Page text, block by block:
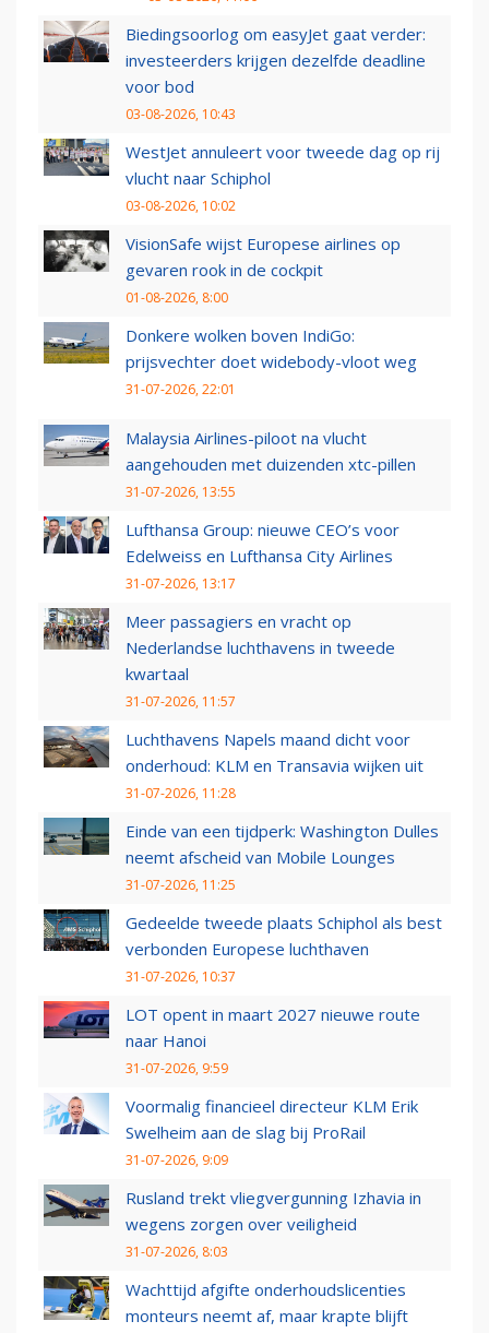
Biedingsoorlog om easyJet gaat verder:
investeerders krijgen dezelfde deadline
voor bod
03-08-2026, 10:43
WestJet annuleert voor tweede dag op rij
vlucht naar Schiphol
03-08-2026, 10:02
VisionSafe wijst Europese airlines op
gevaren rook in de cockpit
01-08-2026, 8:00
Donkere wolken boven IndiGo:
prijsvechter doet widebody-vloot weg
31-07-2026, 22:01
Malaysia Airlines-piloot na vlucht
aangehouden met duizenden xtc-pillen
31-07-2026, 13:55
Lufthansa Group: nieuwe CEO’s voor
Edelweiss en Lufthansa City Airlines
31-07-2026, 13:17
Meer passagiers en vracht op
Nederlandse luchthavens in tweede
kwartaal
31-07-2026, 11:57
Luchthavens Napels maand dicht voor
onderhoud: KLM en Transavia wijken uit
31-07-2026, 11:28
Einde van een tijdperk: Washington Dulles
neemt afscheid van Mobile Lounges
31-07-2026, 11:25
Gedeelde tweede plaats Schiphol als best
verbonden Europese luchthaven
31-07-2026, 10:37
LOT opent in maart 2027 nieuwe route
naar Hanoi
31-07-2026, 9:59
Voormalig financieel directeur KLM Erik
Swelheim aan de slag bij ProRail
31-07-2026, 9:09
Rusland trekt vliegvergunning Izhavia in
wegens zorgen over veiligheid
31-07-2026, 8:03
Wachttijd afgifte onderhoudslicenties
monteurs neemt af, maar krapte blijft